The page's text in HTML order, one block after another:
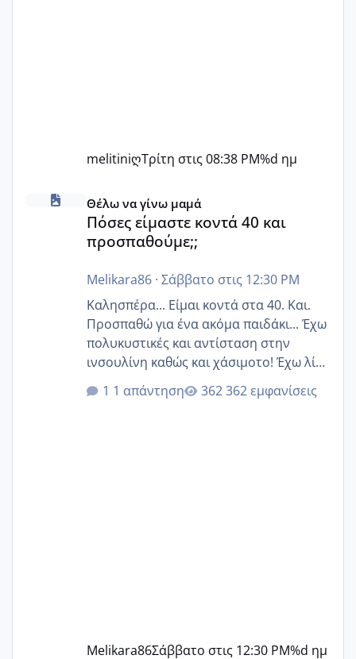
melitiniღΤρίτη στις 08:38 PM%d ημ
Πόσες είμαστε κοντά 40 και προσπαθούμε;;
Θέλω να γίνω μαμά
Πόσες είμαστε κοντά 40 και
προσπαθούμε;;
Melikara86· Σάββατο στις 12:30 PM
Καλησπέρα... Είμαι κοντά στα 40. Και.
Προσπαθώ για ένα ακόμα παιδάκι... Έχω
πολυκυστικές και αντίσταση στην
ινσουλίνη καθώς και χάσιμοτο! Έχω λίγα
κιλά παραπάνω και όσο κ αν προσπαθώ
δεν χάνω εύκολα! Προσπαθώ για ακόμη
1 απάντηση 362 εμφανίσεις
Melikara86Σάββατο στις 12:30 PM%d ημ